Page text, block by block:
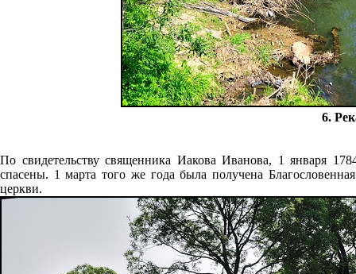
6.
По свидетельству священника Иакова Иванова, 1 января
спасены. 1 марта того же года была получена
церкви.